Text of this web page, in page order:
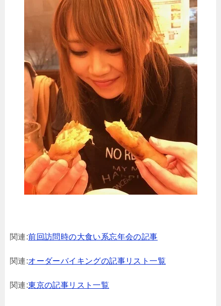
関連:前回訪問時の大食い系忘年会の記事
関連:オーダーバイキングの記事リスト一覧
関連:東京の記事リスト一覧